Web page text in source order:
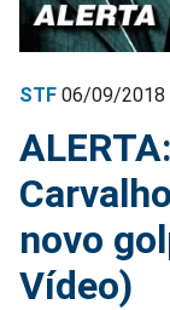
STF 06/09/2018
novo
Vídeo)